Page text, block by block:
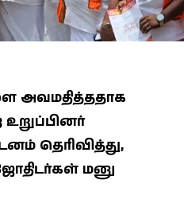
அவமதித்ததாக
உறுப்பினர்
தெரிவித்து,
மனு